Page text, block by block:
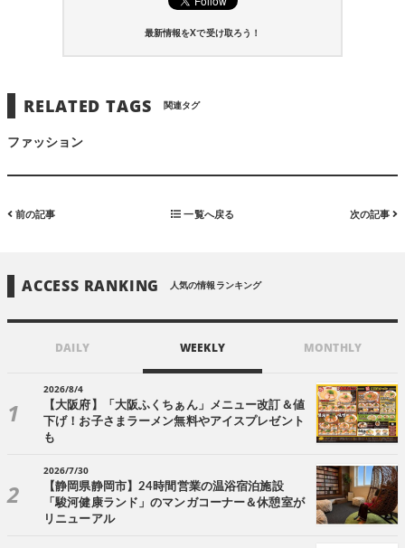
最新情報をXで受け取ろう！
RELATED TAGS 関連タグ
ファッション
前の記事 一覧へ戻る 次の記事
ACCESS RANKING 人気の情報ランキング
DAILY WEEKLY MONTHLY
2026/8/4
【大阪府】「大阪ふくちぁん」メニュー改訂＆値
下げ！お子さまラーメン無料やアイスプレゼント
も
2026/7/30
【静岡県静岡市】24時間営業の温浴宿泊施設
「駿河健康ランド」のマンガコーナー＆休憩室が
リニューアル